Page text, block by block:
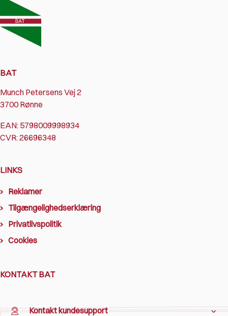
BAT
Munch Petersens Vej 2
3700 Rønne
EAN: 5798009998934
CVR: 26696348
LINKS
Reklamer
Tilgængelighedserklæring
Privatlivspolitik
Cookies
KONTAKT BAT
Kontakt kundesupport